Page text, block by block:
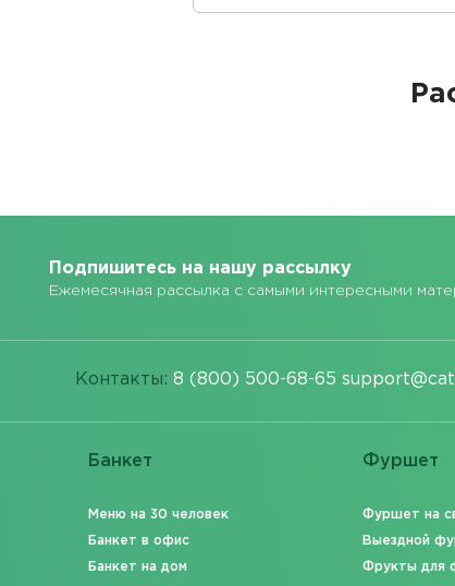
проведения
Подпишитесь на нашу рассылку
Ежемесячная рассылка с самыми интересными
Контакты: 8 (800) 500-68-65
Банкет
Меню на 30 человек
Банкет в офис
Банкет на дом
Фуршет
Фуршет на
Выездной
Фрукты для